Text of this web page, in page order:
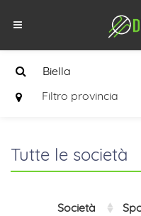
Filtro provincia
Tutte le società
Società